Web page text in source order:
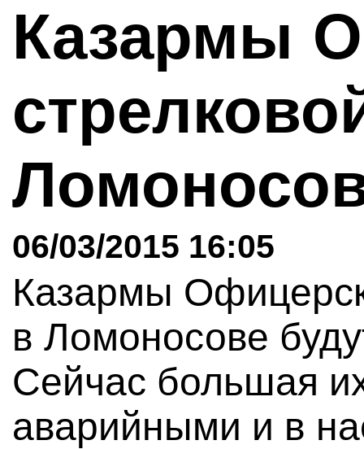
Казармы
06/03/2015 16:05
Казармы
в Ломоносове
Сейчас большая
аварийными и в